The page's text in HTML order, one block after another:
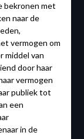
bekronen met
naar de
vermogen om
middel van
door haar
vermogen
publiek tot
een
in de